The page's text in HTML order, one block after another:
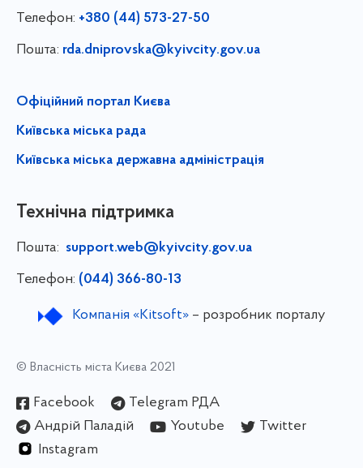
Телефон: +380 (44) 573-27-50
Пошта: rda.dniprovska@kyivcity.gov.ua
Офіційний портал Києва
Київська міська рада
Київська міська державна адміністрація
Технічна підтримка
Пошта: support.web@kyivcity.gov.ua
Телефон: (044) 366-80-13
Компанія «Kitsoft»– розробник порталу
© Власність міста Києва 2021
Facebook
Telegram РДА
Андрій Паладій
Youtube
Twitter
Instagram